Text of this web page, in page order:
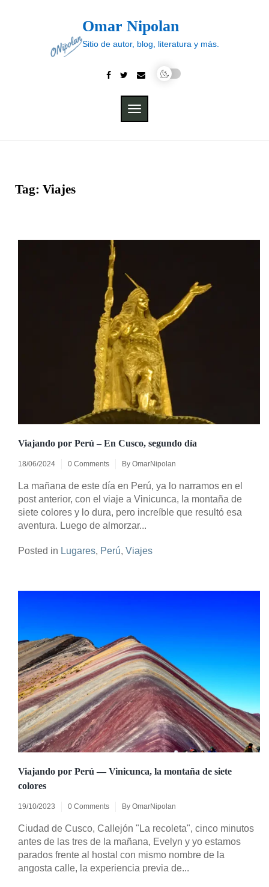
Omar Nipolan
Sitio de autor, blog, literatura y más.
TOGGLE
NAVIGATION
Tag: Viajes
Viajando por Perú – En Cusco, segundo día
18/06/2024 0 Comments By OmarNipolan
La mañana de este día en Perú, ya lo narramos en el
post anterior, con el viaje a Vinicunca, la montaña de
siete colores y lo dura, pero increíble que resultó esa
aventura. Luego de almorzar...
Posted in Lugares, Perú, Viajes
Viajando por Perú — Vinicunca, la montaña de siete
colores
19/10/2023 0 Comments By OmarNipolan
Ciudad de Cusco, Callejón "La recoleta", cinco minutos
antes de las tres de la mañana, Evelyn y yo estamos
parados frente al hostal con mismo nombre de la
angosta calle, la experiencia previa de...